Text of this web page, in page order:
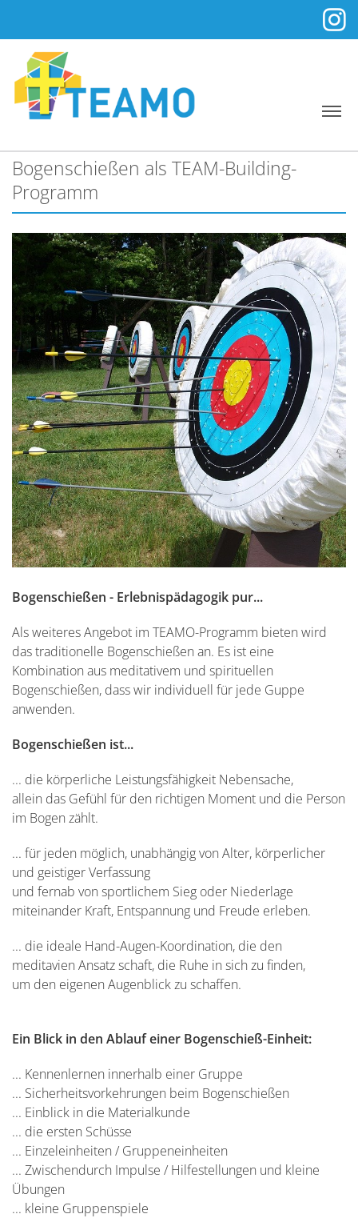
Bogenschießen als TEAM-Building-
Programm
Bogenschießen - Erlebnispädagogik pur...
Als weiteres Angebot im TEAMO-Programm bieten wird
das traditionelle Bogenschießen an. Es ist eine
Kombination aus meditativem und spirituellen
Bogenschießen, dass wir individuell für jede Guppe
anwenden.
Bogenschießen ist...
... die körperliche Leistungsfähigkeit Nebensache,
allein das Gefühl für den richtigen Moment und die Person
im Bogen zählt.
... für jeden möglich, unabhängig von Alter, körperlicher
und geistiger Verfassung
und fernab von sportlichem Sieg oder Niederlage
miteinander Kraft, Entspannung und Freude erleben.
... die ideale Hand-Augen-Koordination, die den
meditavien Ansatz schaft, die Ruhe in sich zu finden,
um den eigenen Augenblick zu schaffen.
Ein Blick in den Ablauf einer Bogenschieß-Einheit:
... Kennenlernen innerhalb einer Gruppe
... Sicherheitsvorkehrungen beim Bogenschießen
... Einblick in die Materialkunde
... die ersten Schüsse
... Einzeleinheiten / Gruppeneinheiten
... Zwischendurch Impulse / Hilfestellungen und kleine
Übungen
... kleine Gruppenspiele